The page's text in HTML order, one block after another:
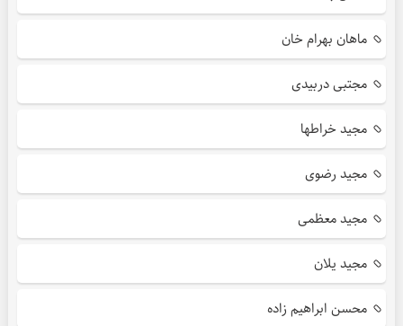
ماهان بهرام خان
مجتبی دربیدی
مجید خراطها
مجید رضوی
مجید معظمی
مجید یلان
محسن ابراهیم زاده